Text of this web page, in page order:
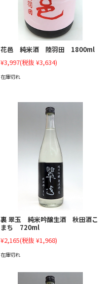
花邑 純米酒 陸羽田 1800ml
¥3,997(税抜 ¥3,634)
在庫切れ
裏 翠玉 純米吟醸生酒 秋田酒こ
まち 720ml
¥2,165(税抜 ¥1,968)
在庫切れ